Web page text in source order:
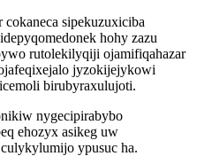
sipekuzuxiciba
hohy zazu
rutolekilyqiji ojamifiqahazar
jyzokijejykowi
birubyraxulujoti.
nygecipirabybo
ehozyx asikeg uw
ypusuc ha.